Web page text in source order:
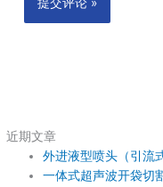
近期文章
外进液型喷头（引流
一体式超声波开袋切